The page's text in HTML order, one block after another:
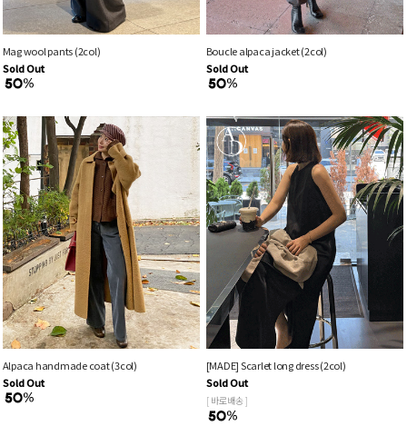
Mag wool pants (2col)
Sold Out
Boucle alpaca jacket (2col)
Sold Out
Alpaca handmade coat (3col)
Sold Out
[MADE] Scarlet long dress (2col)
Sold Out
[ 바로배송 ]